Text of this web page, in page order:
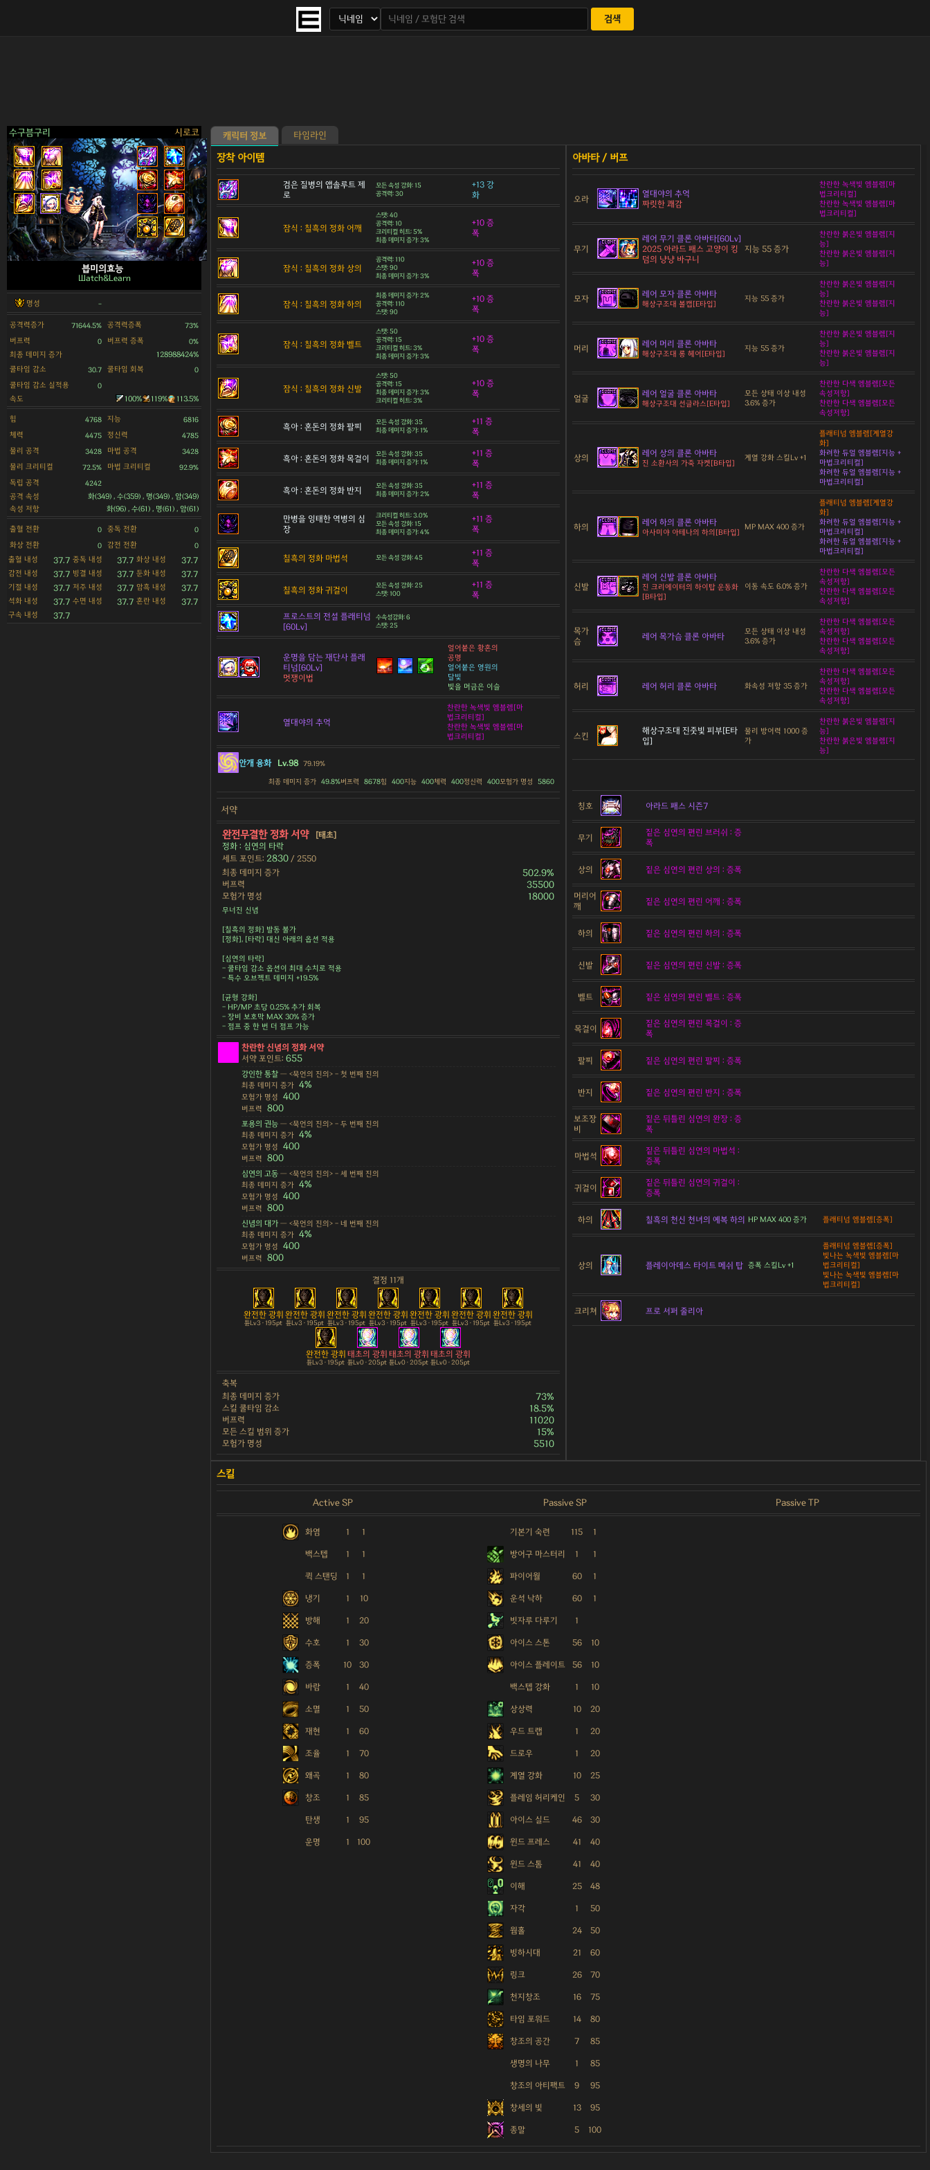
검색
수구븜구리 시로코
>
븝미의효능
Шatch&Learn
명성 -
공격력증가 71644.5% 공격력증폭 73%
버프력 0 버프력 증폭 0%
최종 데미지 증가
128988424%
쿨타임 감소
30.7 쿨타임 회복 0
쿨타임 감소 실적용 0
속도 100% 119% 113.5%
힘 4768 지능 6816
체력 4475 정신력 4785
물리 공격 3428 마법 공격 3428
물리 크리티컬 72.5% 마법 크리티컬 92.9%
독립 공격 4242
공격 속성
화(349) , 수(359) , 명(349) , 암(349)
속성 저항
화(96) , 수(61) , 명(61) , 암(61)
출혈 전환 0 중독 전환 0
화상 전환 0 감전 전환 0
출혈 내성 37.7 중독 내성 37.7 화상 내성 37.7
감전 내성 37.7 빙결 내성 37.7 둔화 내성 37.7
기절 내성 37.7 저주 내성 37.7 암흑 내성 37.7
석화 내성 37.7 수면 내성 37.7 혼란 내성 37.7
구속 내성 37.7
캐릭터 정보 타임라인
검은 질병의 앱솔루트 제
로
모든 속성 강화: 15
공격력: 30
+13 강
화
잠식 : 칠흑의 정화 어깨
스탯: 40
공격력: 10
크리티컬 히트: 5%
최종 데미지 증가: 3%
+10 증
폭
잠식 : 칠흑의 정화 상의
공격력: 110
스탯: 90
최종 데미지 증가: 3%
+10 증
폭
잠식 : 칠흑의 정화 하의
최종 데미지 증가: 2%
공격력: 110
스탯: 90
+10 증
폭
잠식 : 칠흑의 정화 벨트
스탯: 50
공격력: 15
크리티컬 히트: 3%
최종 데미지 증가: 3%
+10 증
폭
잠식 : 칠흑의 정화 신발
스탯: 50
공격력: 15
최종 데미지 증가: 3%
크리티컬 히트: 3%
+10 증
폭
흑아 : 혼돈의 정화 팔찌
모든 속성 강화: 35
최종 데미지 증가: 1%
+11 증
폭
흑아 : 혼돈의 정화 목걸이
모든 속성 강화: 35
최종 데미지 증가: 1%
+11 증
폭
흑아 : 혼돈의 정화 반지
모든 속성 강화: 35
최종 데미지 증가: 2%
+11 증
폭
만병을 잉태한 역병의 심
장
크리티컬 히트: 3.0%
모든 속성 강화: 15
최종 데미지 증가: 4%
+11 증
폭
칠흑의 정화 마법석 모든 속성 강화: 45
+11 증
폭
칠흑의 정화 귀걸이
모든 속성 강화: 25
스탯: 100
+11 증
폭
프로스트의 전설 플래티넘
[60Lv]
수속성강화: 6
스탯: 25
운명을 담는 재단사 플래
티넘[60Lv]
멋쟁이법
얼어붙은 황혼의
공명
얼어붙은 영원의
달빛
빛을 머금은 이슬
열대야의 추억
찬란한 녹색빛 엠블렘[마
법크리티컬]
찬란한 녹색빛 엠블렘[마
법크리티컬]
안개 융화 Lv.98 79.19%
최종 데미지 증가 49.8%버프력 8678힘 400지능 400체력 400정신력 400모험가 명성 5860
서약
완전무결한 정화 서약
[태초]
정화 : 심연의 타락
세트 포인트: 2830 / 2550
최종 데미지 증가
502.9%
버프력 35500
모험가 명성 18000
무너진 신념
[칠흑의 정화] 발동 불가
[정화], [타락] 대신 아래의 옵션 적용
[심연의 타락]
- 쿨타임 감소 옵션이 최대 수치로 적용
- 특수 오브젝트 데미지 +19.5%
[균형 강화]
- HP/MP 초당 0.25% 추가 회복
- 장비 보호막 MAX 30% 증가
- 점프 중 한 번 더 점프 가능
찬란한 신념의 정화 서약
서약 포인트: 655
강인한 통찰 — <묵언의 진의> - 첫 번째 진의
최종 데미지 증가 4%
모험가 명성 400
버프력 800
포용의 권능 — <묵언의 진의> - 두 번째 진의
최종 데미지 증가 4%
모험가 명성 400
버프력 800
심연의 고동 — <묵언의 진의> - 세 번째 진의
최종 데미지 증가 4%
모험가 명성 400
버프력 800
신념의 대가 — <묵언의 진의> - 네 번째 진의
최종 데미지 증가 4%
모험가 명성 400
버프력 800
결정 11개
완전한 광휘
튠Lv3 · 195pt
완전한 광휘
튠Lv3 · 195pt
완전한 광휘
튠Lv3 · 195pt
완전한 광휘
튠Lv3 · 195pt
완전한 광휘
튠Lv3 · 195pt
완전한 광휘
튠Lv3 · 195pt
완전한 광휘
튠Lv3 · 195pt
완전한 광휘
튠Lv3 · 195pt
태초의 광휘
튠Lv0 · 205pt
태초의 광휘
튠Lv0 · 205pt
태초의 광휘
튠Lv0 · 205pt
축복
최종 데미지 증가
73%
스킬 쿨타임 감소 18.5%
버프력 11020
모든 스킬 범위 증가 15%
모험가 명성 5510
오라
열대야의 추억
짜릿한 쾌감
찬란한 녹색빛 엠블렘[마
법크리티컬]
찬란한 녹색빛 엠블렘[마
법크리티컬]
무기
레어 무기 클론 아바타[60Lv]
2025 아라드 패스 고양이 킹
덤의 냥냥 바구니
지능 55 증가
찬란한 붉은빛 엠블렘[지
능]
찬란한 붉은빛 엠블렘[지
능]
모자 레어 모자 클론 아바타
해상구조대 볼캡[E타입]
지능 55 증가
찬란한 붉은빛 엠블렘[지
능]
찬란한 붉은빛 엠블렘[지
능]
머리 레어 머리 클론 아바타
해상구조대 롱 헤어[E타입]
지능 55 증가
찬란한 붉은빛 엠블렘[지
능]
찬란한 붉은빛 엠블렘[지
능]
얼굴 레어 얼굴 클론 아바타
해상구조대 선글라스[E타입]
모든 상태 이상 내성
3.6% 증가
찬란한 다색 엠블렘[모든
속성저항]
찬란한 다색 엠블렘[모든
속성저항]
상의 레어 상의 클론 아바타
진 소환사의 가죽 자켓[B타입]
계열 강화 스킬Lv +1
플래티넘 엠블렘[계열강
화]
화려한 듀얼 엠블렘[지능 +
마법크리티컬]
화려한 듀얼 엠블렘[지능 +
마법크리티컬]
하의 레어 하의 클론 아바타
아사미야 아테나의 하의[B타입]
MP MAX 400 증가
플래티넘 엠블렘[계열강
화]
화려한 듀얼 엠블렘[지능 +
마법크리티컬]
화려한 듀얼 엠블렘[지능 +
마법크리티컬]
신발
레어 신발 클론 아바타
진 크리에이터의 하이탑 운동화
[B타입]
이동 속도 6.0% 증가
찬란한 다색 엠블렘[모든
속성저항]
찬란한 다색 엠블렘[모든
속성저항]
목가
슴
레어 목가슴 클론 아바타
모든 상태 이상 내성
3.6% 증가
찬란한 다색 엠블렘[모든
속성저항]
찬란한 다색 엠블렘[모든
속성저항]
허리 레어 허리 클론 아바타 화속성 저항 35 증가
찬란한 다색 엠블렘[모든
속성저항]
찬란한 다색 엠블렘[모든
속성저항]
스킨
해상구조대 진줏빛 피부[E타
입]
물리 방어력 1000 증
가
찬란한 붉은빛 엠블렘[지
능]
찬란한 붉은빛 엠블렘[지
능]
칭호 아라드 패스 시즌7
무기
짙은 심연의 편린 브러쉬 : 증
폭
상의 짙은 심연의 편린 상의 : 증폭
머리어
깨
짙은 심연의 편린 어깨 : 증폭
하의 짙은 심연의 편린 하의 : 증폭
신발 짙은 심연의 편린 신발 : 증폭
벨트 짙은 심연의 편린 벨트 : 증폭
목걸이
짙은 심연의 편린 목걸이 : 증
폭
팔찌 짙은 심연의 편린 팔찌 : 증폭
반지 짙은 심연의 편린 반지 : 증폭
보조장
비
짙은 뒤틀린 심연의 완장 : 증
폭
마법석
짙은 뒤틀린 심연의 마법석 :
증폭
귀걸이
짙은 뒤틀린 심연의 귀걸이 :
증폭
하의 칠흑의 천신 천녀의 예복 하의 HP MAX 400 증가 플래티넘 엠블렘[증폭]
상의 플레이아데스 타이트 메쉬 탑 증폭 스킬Lv +1
플래티넘 엠블렘[증폭]
빛나는 녹색빛 엠블렘[마
법크리티컬]
빛나는 녹색빛 엠블렘[마
법크리티컬]
크리쳐 프로 서퍼 줄리아
Active SP Passive SP Passive TP
화염 1 1
백스텝 1 1
퀵 스탠딩 1 1
냉기 1 10
방해 1 20
수호 1 30
증폭 10 30
바람 1 40
소멸 1 50
재현 1 60
조율 1 70
왜곡 1 80
창조 1 85
탄생 1 95
운명 1 100
기본기 숙련 115 1
방어구 마스터리 1 1
파이어월 60 1
운석 낙하 60 1
빗자루 다루기 1
아이스 스톤 56 10
아이스 플레이트 56 10
백스텝 강화 1 10
상상력 10 20
우드 트랩 1 20
드로우 1 20
계열 강화 10 25
플레임 허리케인 5 30
아이스 실드 46 30
윈드 프레스 41 40
윈드 스톰 41 40
이해 25 48
자각 1 50
웜홀 24 50
빙하시대 21 60
링크 26 70
천지창조 16 75
타임 포워드 14 80
창조의 공간 7 85
생명의 나무 1 85
창조의 아티팩트 9 95
창세의 빛 13 95
종말 5 100